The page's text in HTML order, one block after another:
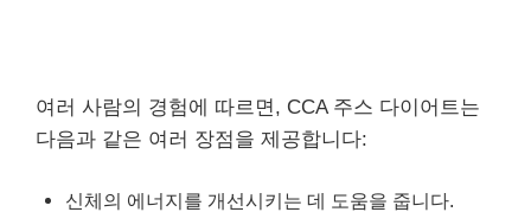
여러 사람의 경험에 따르면, CCA 주스 다이어트는
다음과 같은 여러 장점을 제공합니다:
신체의 에너지를 개선시키는 데 도움을 줍니다.